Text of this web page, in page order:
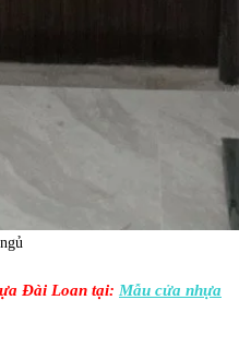
Đài Loan tại: Mẫu cửa nhựa